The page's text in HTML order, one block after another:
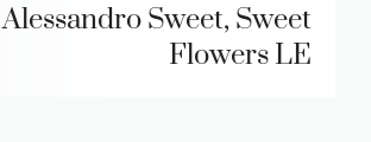
Alessandro Sweet, Sweet
Flowers LE